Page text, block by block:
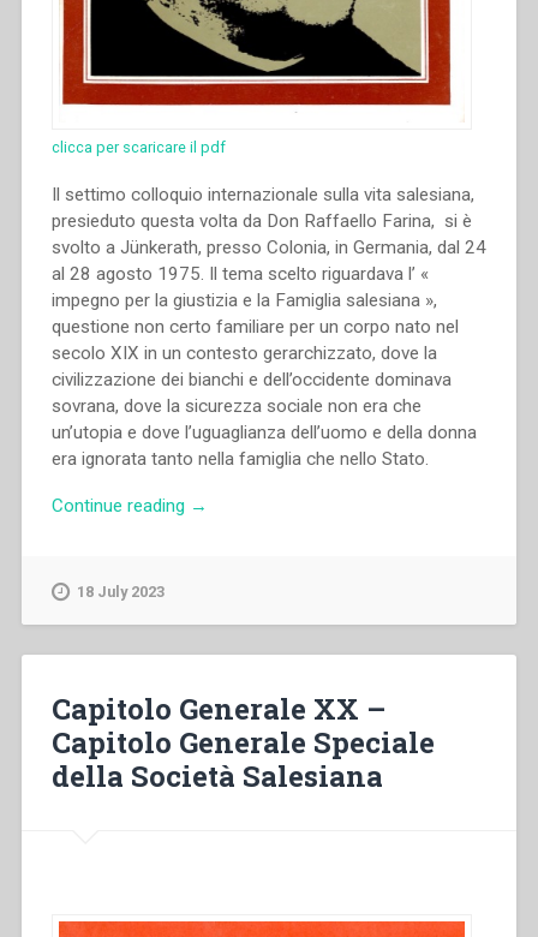
clicca per scaricare il pdf
Il settimo colloquio internazionale sulla vita salesiana,
presieduto questa volta da Don Raffaello Farina, si è
svolto a Jünkerath, presso Colonia, in Germania, dal 24
al 28 agosto 1975. Il tema scelto riguardava l’ «
impegno per la giustizia e la Famiglia salesiana »,
questione non certo familiare per un corpo nato nel
secolo XIX in un contesto gerarchizzato, dove la
civilizzazione dei bianchi e dell’occidente dominava
sovrana, dove la sicurezza sociale non era che
un’utopia e dove l’uguaglianza dell’uomo e della donna
era ignorata tanto nella famiglia che nello Stato.
Continue reading “Francis
per
la
Giustizia.
–
→
18 July 2023
Capitolo Generale XX –
Capitolo Generale Speciale
della Società Salesiana